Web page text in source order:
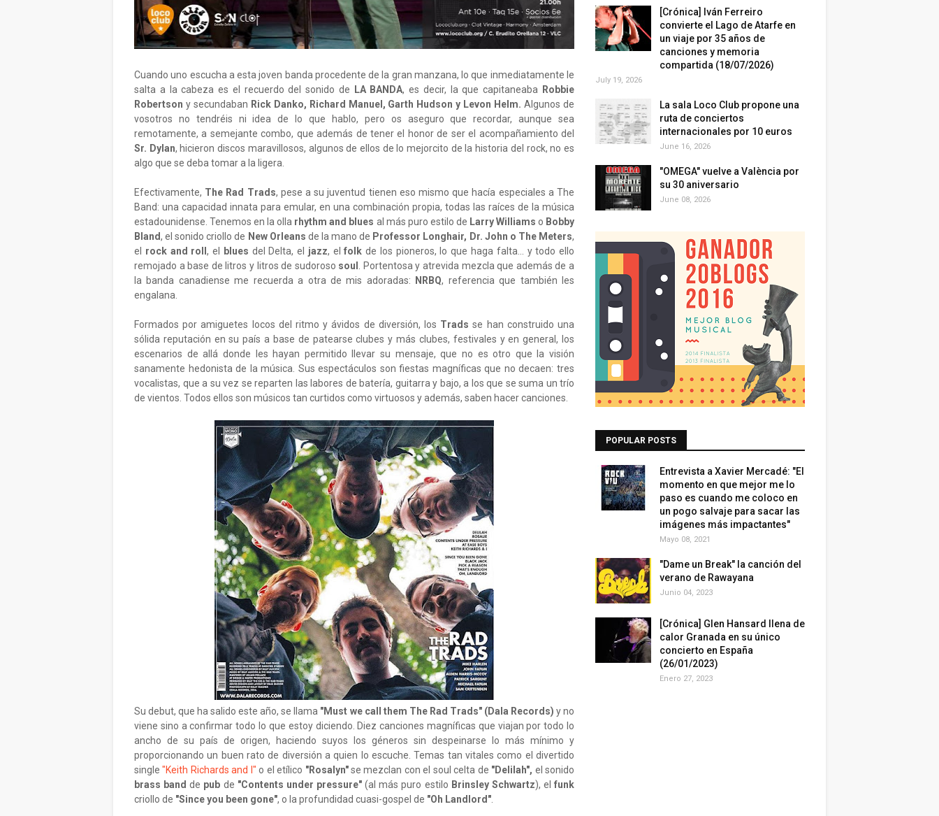
Cuando uno escucha a esta joven banda procedente de la gran manzana, lo que inmediatamente le
salta a la cabeza es el recuerdo del sonido de
LA BANDA, es decir, la que capitaneaba
Robbie
Robertson y secundaban Rick Danko, Richard Manuel, Garth Hudson y Levon Helm. Algunos de
vosotros no tendréis ni idea de lo que hablo, pero os aseguro que recordar, aunque sea
remotamente, a semejante combo, que además de tener el honor de ser el acompañamiento del
Sr. Dylan, hicieron discos maravillosos, algunos de ellos de lo mejorcito de la historia del rock, no es
algo que se deba tomar a la ligera.
Efectivamente, The Rad Trads, pese a su juventud tienen eso mismo que hacía especiales a The
Band: una capacidad innata para emular, en una combinación propia, todas las raíces de la música
estadounidense. Tenemos en la olla rhythm and blues al más puro estilo de Larry Williams o Bobby
Bland, el sonido criollo de New Orleans de la mano de Professor Longhair, Dr. John o The Meters,
el rock and roll, el blues del Delta, el jazz, elfolkde los pioneros, lo que haga falta... y todo ello
remojado a base de litros y litros de sudoroso soul
. Portentosa y atrevida mezcla que además de a
la banda canadiense me recuerda a otra de mis adoradas:
NRBQ, referencia que también les
engalana.
Formados por amiguetes locos del ritmo y ávidos de diversión, los Tradsse han construido una
sólida reputación en su país a base de patearse clubes y más clubes, festivales y en general, los
escenarios de allá donde les hayan permitido llevar su mensaje, que no es otro que la visión
sanamente hedonista de la música. Sus espectáculos son fiestas magníficas que no decaen: tres
vocalistas, que a su vez se reparten las labores de batería, guitarra y bajo, a los que se suma un trío
de vientos. Todos ellos son músicos tan curtidos como virtuosos y además, saben hacer canciones.
Su debut, que ha salido este año, se llama "Must we call them The Rad Trads" (Dala Records) y no
viene sino a confirmar todo lo que estoy diciendo. Diez canciones magníficas que viajan por todo lo
ancho de su país de origen, haciendo suyos los géneros sin despeinarse lo más mínimo y
proporcionando un buen rato de diversión a quien lo escuche. Temas tan vitales como el divertido
single"Keith Richards and I" o el etílico "Rosalyn"se mezclan con el soul celta de "Delilah", el sonido
brass band de pub de "Contents under pressure"(al más puro estilo Brinsley Schwartz), elfunk
criollo de "Since you been gone", o la profundidad cuasi-gospel de "Oh Landlord"
[Crónica] Iván Ferreiro
convierte el Lago de Atarfe en
un viaje por 35 años de
canciones y memoria
compartida (18/07/2026)
July 19, 2026
La sala Loco Club propone una
ruta de conciertos
internacionales por 10 euros
June 16, 2026
"OMEGA" vuelve a València por
su 30 aniversario
June 08, 2026
POPULAR POSTS
Entrevista a Xavier Mercadé: "El
momento en que mejor me lo
paso es cuando me coloco en
un pogo salvaje para sacar las
imágenes más impactantes"
Mayo 08, 2021
"Dame un Break" la canción del
verano de Rawayana
Junio 04, 2023
[Crónica] Glen Hansard llena de
calor Granada en su único
concierto en España
(26/01/2023)
Enero 27, 2023